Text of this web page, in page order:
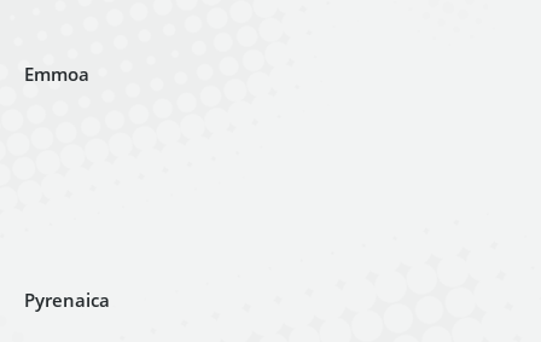
Emmoa
Pyrenaica